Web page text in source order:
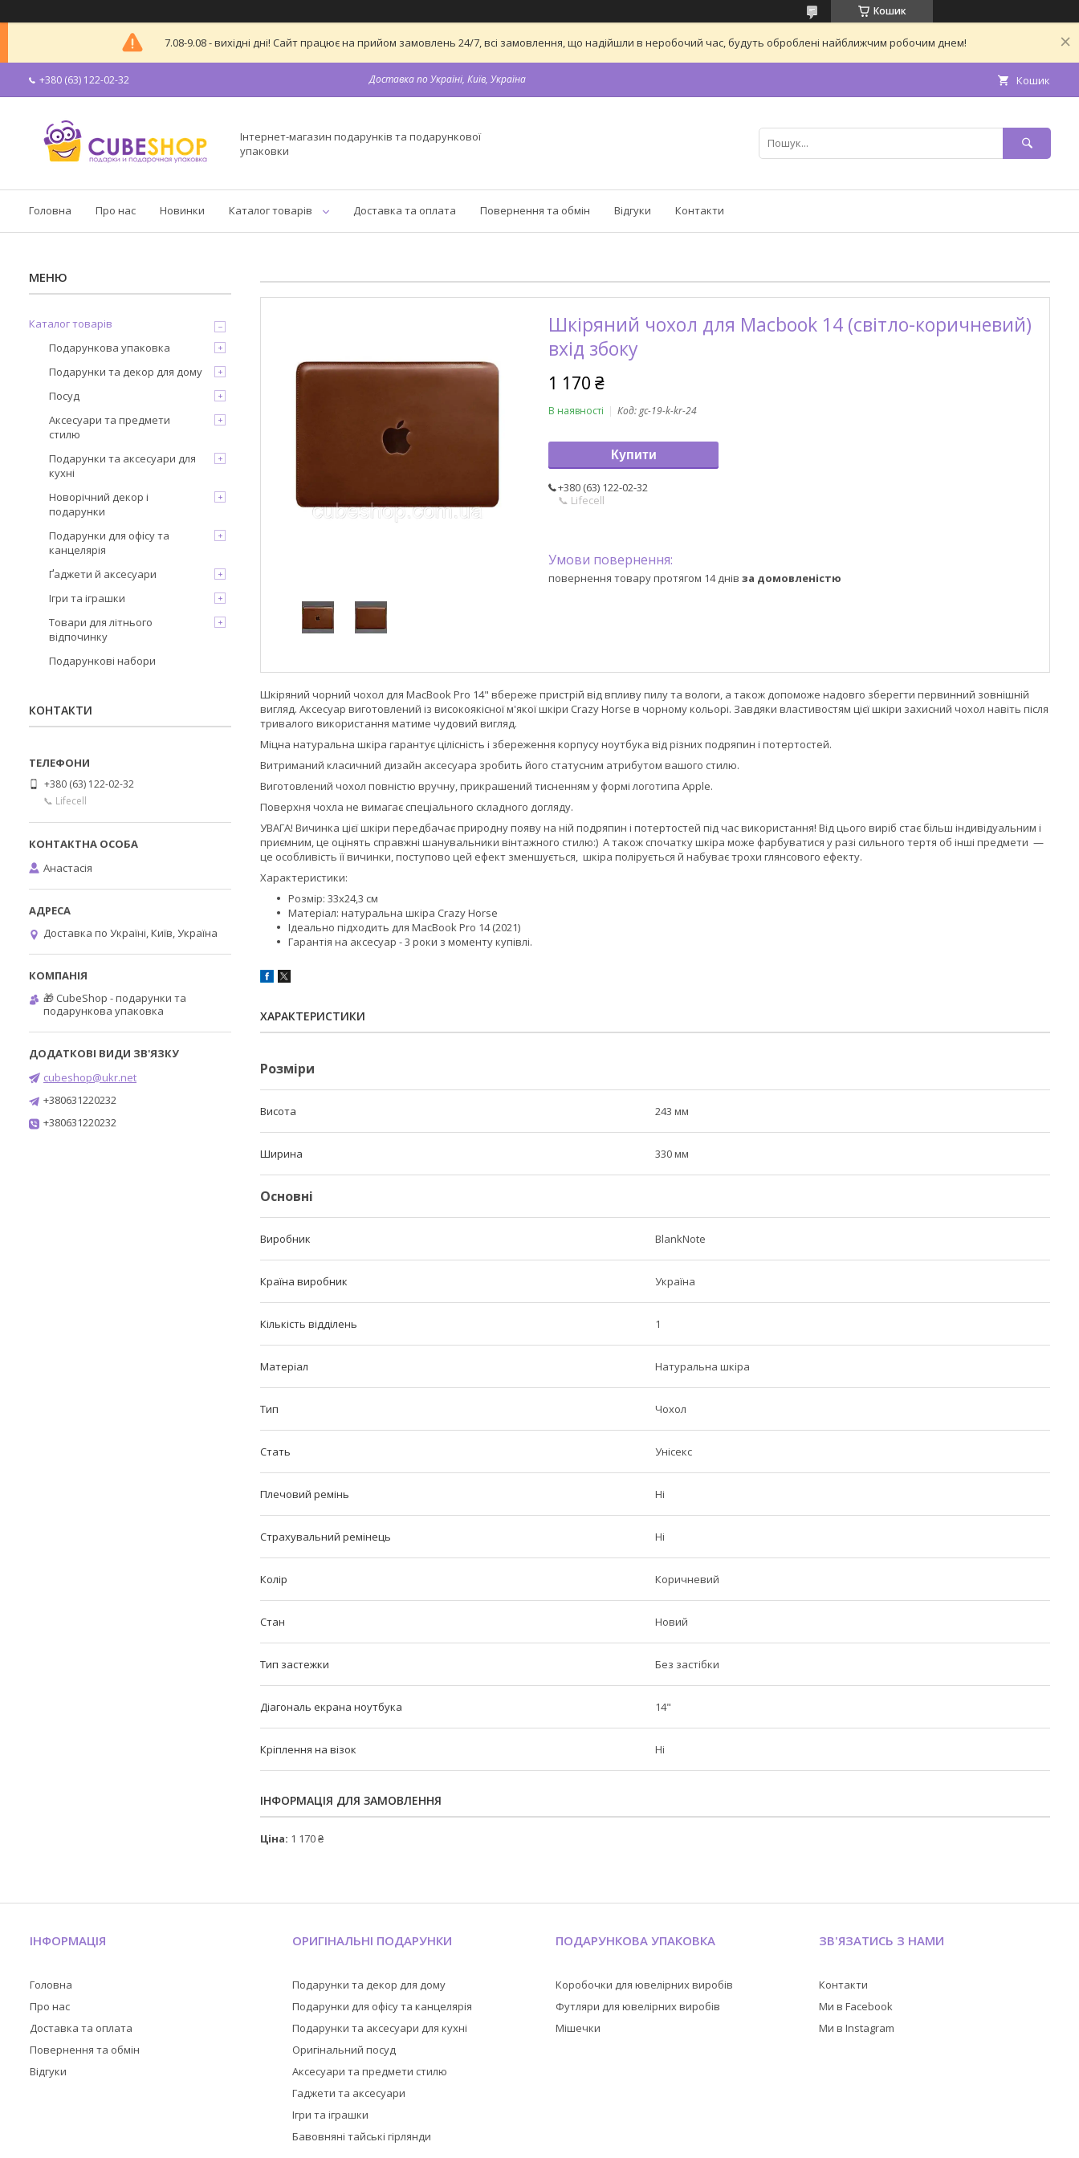
Кошик
7.08-9.08 - вихідні дні! Сайт працює на прийом замовлень 24/7, всі замовлення, що надійшли в неробочий час, будуть оброблені найближчим робочим днем!
+380 (63) 122-02-32 Доставка по Україні, Київ, Україна Кошик
Інтернет-магазин подарунків та подарункової
упаковки
Головна Про нас Новинки Каталог товарів Доставка та оплата Повернення та обмін Відгуки Контакти
Шкіряний чохол для Macbook 14 (світло-коричневий)
вхід збоку
1 170 ₴
В наявності Код:gc-19-k-kr-24
Купити
+380 (63) 122-02-32
📞 Lifecell
повернення товару протягом 14 днів за домовленістю
Шкіряний чорний чохол для MacBook Pro 14" вбереже пристрій від впливу пилу та вологи, а також допоможе надовго зберегти первинний зовнішній
вигляд. Аксесуар виготовлений із високоякісної м'якої шкіри Crazy Horse в чорному кольорі. Завдяки властивостям цієї шкіри захисний чохол навіть після
тривалого використання матиме чудовий вигляд.
Міцна натуральна шкіра гарантує цілісність і збереження корпусу ноутбука від різних подряпин і потертостей.
Витриманий класичний дизайн аксесуара зробить його статусним атрибутом вашого стилю.
Виготовлений чохол повністю вручну, прикрашений тисненням у формі логотипа Apple.
Поверхня чохла не вимагає спеціального складного догляду.
УВАГА! Вичинка цієї шкіри передбачає природну появу на ній подряпин і потертостей під час використання! Від цього виріб стає більш індивідуальним і
приємним, це оцінять справжні шанувальники вінтажного стилю:) А також спочатку шкіра може фарбуватися у разі сильного тертя об інші предмети —
це особливість її вичинки, поступово цей ефект зменшується, шкіра полірується й набуває трохи глянсового ефекту.
Характеристики:
Розмір: 33х24,3 см
Матеріал: натуральна шкіра Crazy Horse
Ідеально підходить для MacBook Pro 14 (2021)
Гарантія на аксесуар - 3 роки з моменту купівлі.
ХАРАКТЕРИСТИКИ
Розміри
Висота 243 мм
Ширина 330 мм
Основні
Виробник BlankNote
Країна виробник Україна
Кількість відділень 1
Матеріал Натуральна шкіра
Тип Чохол
Стать Унісекс
Плечовий ремінь Ні
Страхувальний ремінець Ні
Колір Коричневий
Стан Новий
Тип застежки Без застібки
Діагональ екрана ноутбука 14"
Кріплення на візок Ні
ІНФОРМАЦІЯ ДЛЯ ЗАМОВЛЕННЯ
Ціна: 1 170 ₴
Каталог товарів
Подарункова упаковка
Подарунки та декор для дому
Посуд
Аксесуари та предмети
стилю
Подарунки та аксесуари для
кухні
Новорічний декор і
подарунки
Подарунки для офісу та
канцелярія
Ґаджети й аксесуари
Ігри та іграшки
Товари для літнього
відпочинку
Подарункові набори
КОНТАКТИ
+380 (63) 122-02-32
📞 Lifecell
Анастасія
Доставка по Україні, Київ, Україна
🎁 CubeShop - подарунки та
подарункова упаковка
cubeshop@ukr.net
+380631220232
+380631220232
ІНФОРМАЦІЯ
Головна
Про нас
Доставка та оплата
Повернення та обмін
Відгуки
ОРИГІНАЛЬНІ ПОДАРУНКИ
Подарунки та декор для дому
Подарунки для офісу та канцелярія
Подарунки та аксесуари для кухні
Оригінальний посуд
Аксесуари та предмети стилю
Гаджети та аксесуари
Ігри та іграшки
Бавовняні тайські гірлянди
ПОДАРУНКОВА УПАКОВКА
Коробочки для ювелірних виробів
Футляри для ювелірних виробів
Мішечки
ЗВ'ЯЗАТИСЬ З НАМИ
Контакти
Ми в Facebook
Ми в Instagram